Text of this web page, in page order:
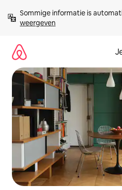
direct
naar
Sommige informatie is
weergeven